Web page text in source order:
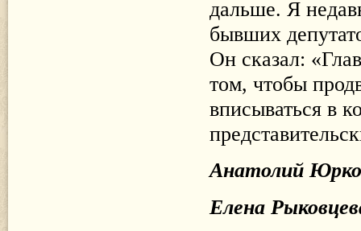
дальше. Я
бывших
Он сказал:
том, чтобы
вписываться в
Анатолий
Елена